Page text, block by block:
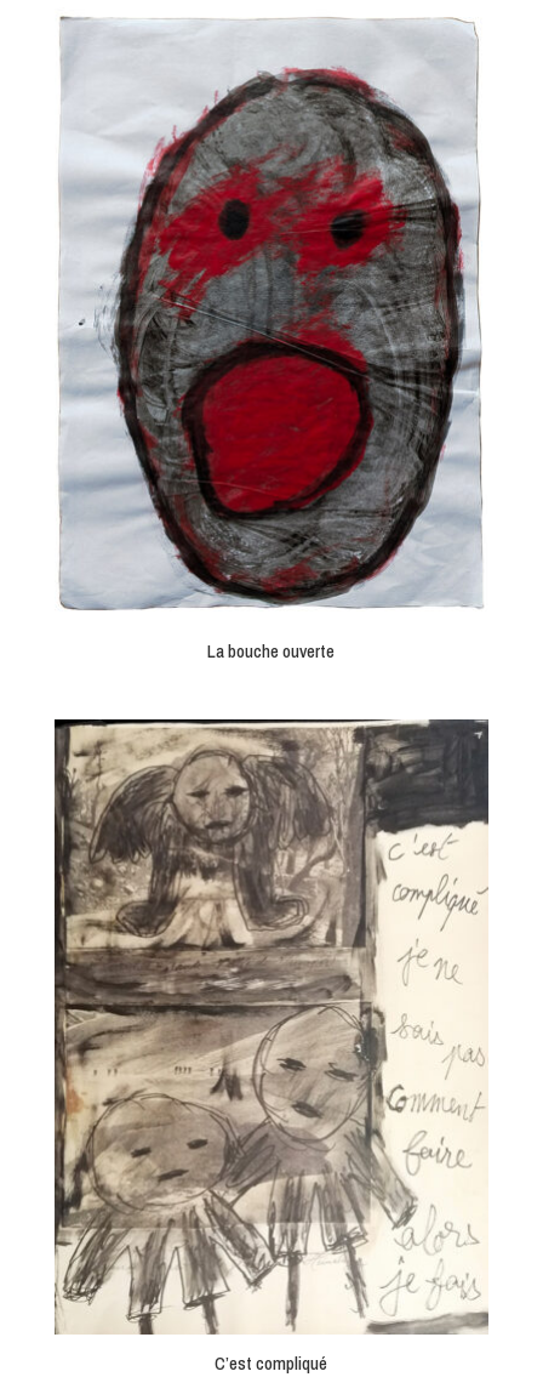
La bouche ouverte
C’est compliqué